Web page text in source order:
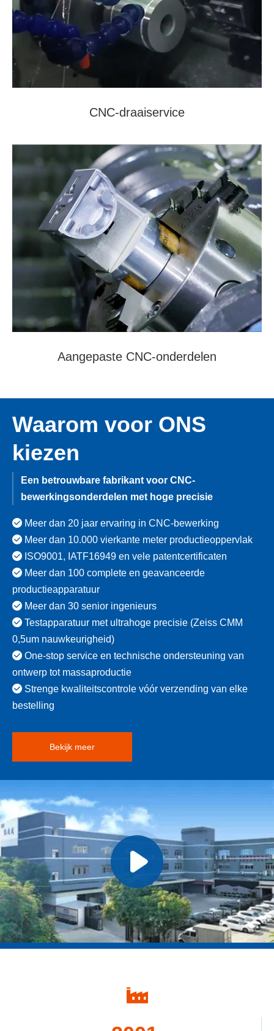
CNC-draaiservice
Aangepaste CNC-onderdelen
Waarom voor ONS
kiezen
Een betrouwbare fabrikant voor CNC-
bewerkingsonderdelen met hoge precisie
 Meer dan 20 jaar ervaring in CNC-bewerking
 Meer dan 10.000 vierkante meter productieoppervlak
 ISO9001, IATF16949 en vele patentcertificaten
 Meer dan 100 complete en geavanceerde
productieapparatuur
 Meer dan 30 senior ingenieurs
 Testapparatuur met ultrahoge precisie (Zeiss CMM
0,5um nauwkeurigheid)
 One-stop service en technische ondersteuning van
ontwerp tot massaproductie
 Strenge kwaliteitscontrole vóór verzending van elke
bestelling
Bekijk meer